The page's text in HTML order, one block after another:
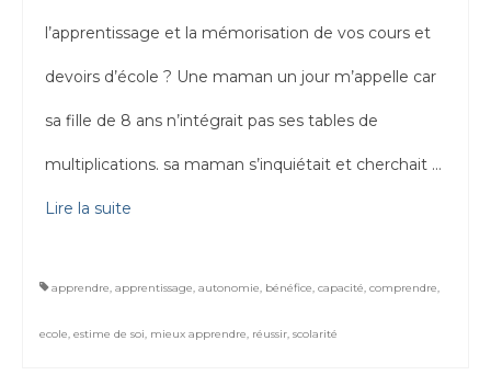
l’apprentissage et la mémorisation de vos cours et
devoirs d’école ? Une maman un jour m’appelle car
sa fille de 8 ans n’intégrait pas ses tables de
multiplications. sa maman s’inquiétait et cherchait …
Lire la suite­­
apprendre, apprentissage, autonomie, bénéfice, capacité, comprendre,
ecole, estime de soi, mieux apprendre, réussir, scolarité